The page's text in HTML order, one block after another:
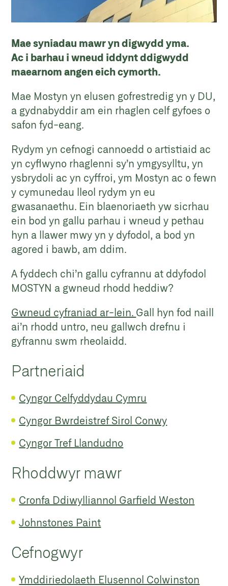
Mae syniadau mawr yn digwydd yma.
Ac i barhau i wneud iddynt ddigwydd
maearnom angen eich cymorth.
Mae Mostyn yn elusen gofrestredig yn y DU,
a gydnabyddir am ein rhaglen celf gyfoes o
safon fyd-eang.
Rydym yn cefnogi cannoedd o artistiaid ac
yn cyflwyno rhaglenni sy’n ymgysylltu, yn
ysbrydoli ac yn cyffroi, ym Mostyn ac o fewn
y cymunedau lleol rydym yn eu
gwasanaethu. Ein blaenoriaeth yw sicrhau
ein bod yn gallu parhau i wneud y pethau
hyn a llawer mwy yn y dyfodol, a bod yn
agored i bawb, am ddim.
A fyddech chi’n gallu cyfrannu at ddyfodol
MOSTYN a gwneud rhodd heddiw?
Gwneud cyfraniad ar-lein. Gall hyn fod naill
ai’n rhodd untro, neu gallwch drefnu i
gyfrannu swm rheolaidd.
Partneriaid
Cyngor Celfyddydau Cymru
Cyngor Bwrdeistref Sirol Conwy
Cyngor Tref Llandudno
Rhoddwyr mawr
Cronfa Ddiwylliannol Garfield Weston
Johnstones Paint
Cefnogwyr
Ymddiriedolaeth Elusennol Colwinston